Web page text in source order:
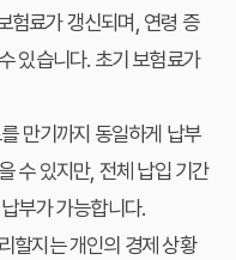
료가 갱신되며, 연령 증
있습니다. 초기 보험료가
만기까지 동일하게 납부
수 있지만, 전체 납입 기간
부가 가능합니다.
할지는 개인의 경제 상황